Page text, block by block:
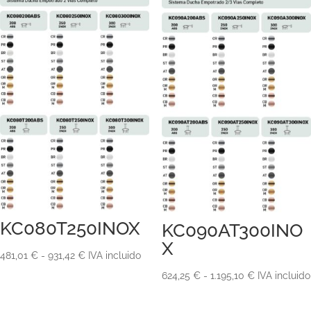
KC080T250INOX
481,01 € - 931,42 €Rango
IVA incluido
KC090AT300INO
X
624,25 € - 1.195,10 €Rango
IVA incluido